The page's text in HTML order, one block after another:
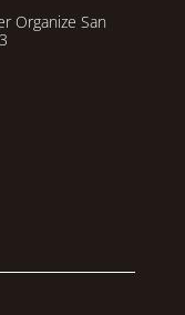
Organize San